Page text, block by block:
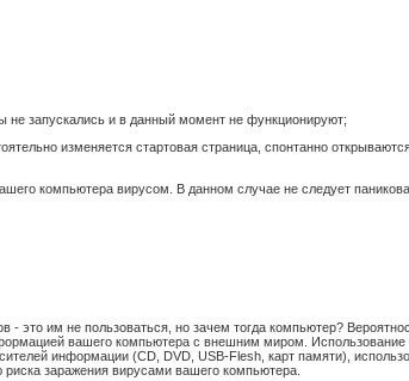
не запускались и в данный момент не функционируют;
изменяется стартовая страница, спонтанно
компьютера вирусом. В данном случае не следует
это им не пользоваться, но зачем тогда компьютер?
вашего компьютера с внешним миром. Использование
информации (CD, DVD, USB-Flesh, карт памяти),
риска заражения вирусами вашего компьютера.